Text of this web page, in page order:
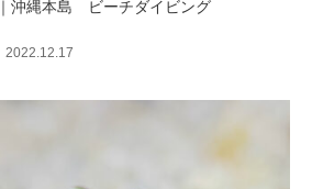
沖縄本島 ビーチダイビング
2022.12.17